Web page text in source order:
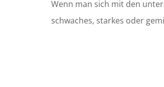
Wenn man sich mit den
schwaches, starkes oder